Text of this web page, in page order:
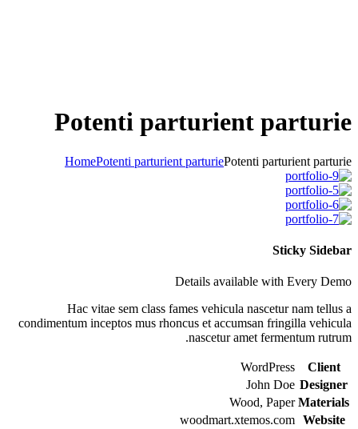
Potenti parturient parturie
HomePotenti parturient parturiePotenti parturient parturie
Sticky Sidebar
Details available with Every Demo
Hac vitae sem class fames vehicula nascetur nam tellus a
condimentum inceptos mus rhoncus et accumsan fringilla vehicula
nascetur amet fermentum rutrum.
Client
WordPress
Designer
John Doe
Materials
Wood, Paper
Website
woodmart.xtemos.com